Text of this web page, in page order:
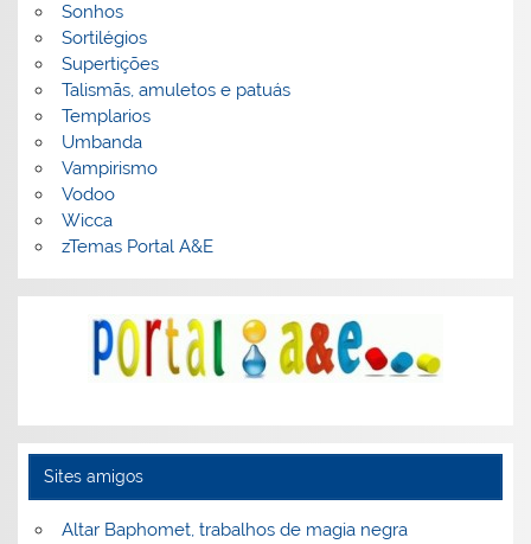
Sonhos
Sortilégios
Supertições
Talismãs, amuletos e patuás
Templarios
Umbanda
Vampirismo
Vodoo
Wicca
zTemas Portal A&E
Sites amigos
Altar Baphomet, trabalhos de magia negra